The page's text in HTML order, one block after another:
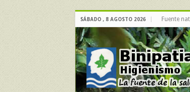
SÁBADO , 8 AGOSTO 2026 Fuente